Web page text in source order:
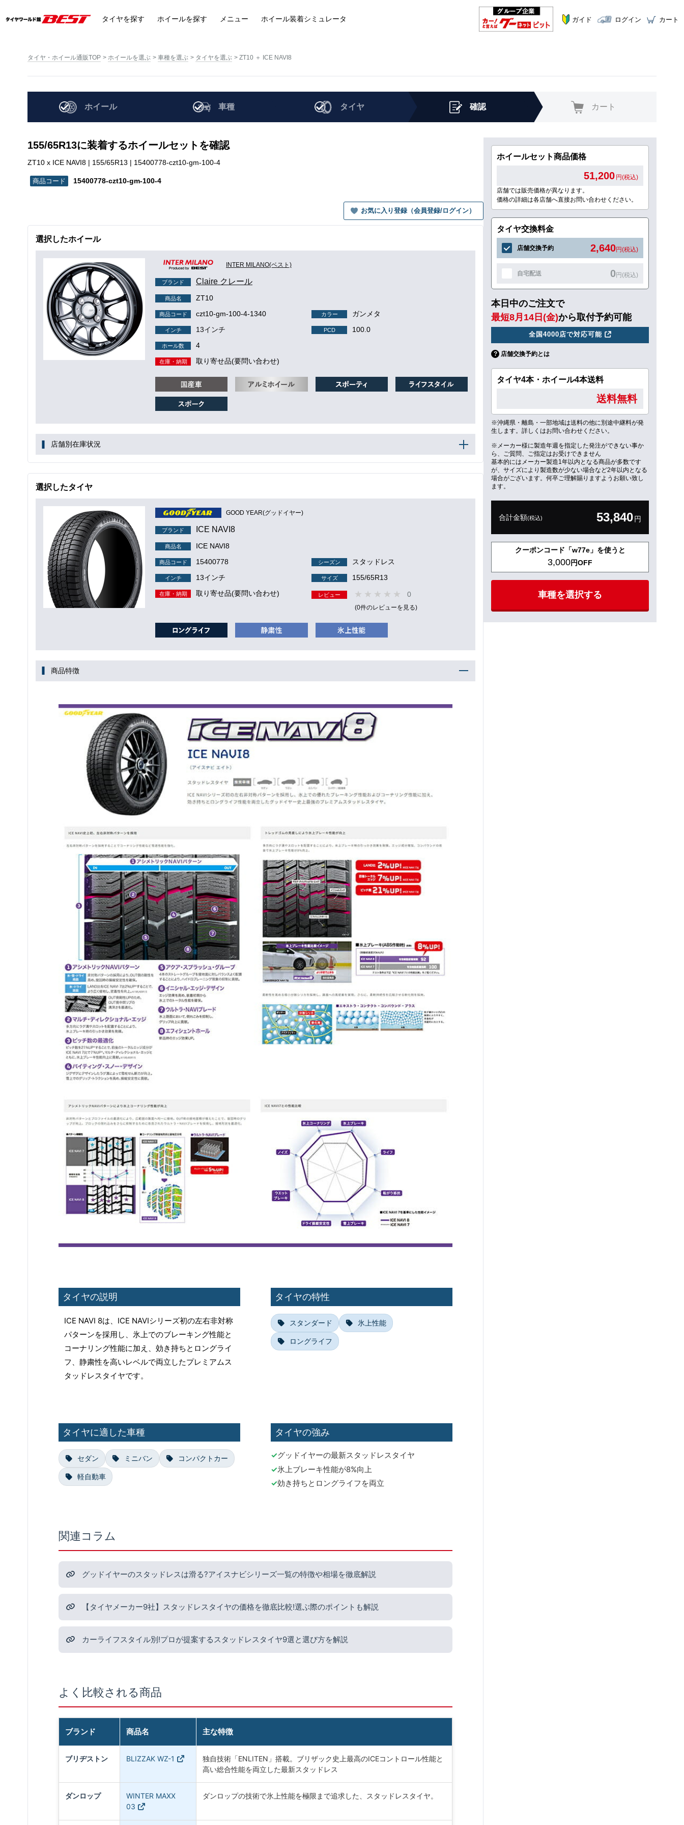
タイヤを探す ホイールを探す メニュー ホイール装着シミュレータ ガイド ログイン カート
タイヤ・ホイール通販TOP ホイールを選ぶ 車種を選ぶ タイヤを選ぶ ZT10 ＋ ICE NAVI8
ホイール 車種 タイヤ 確認 カート
155/65R13に装着するホイールセットを確認
ZT10 x ICE NAVI8 | 155/65R13 | 15400778-czt10-gm-100-4
15400778-czt10-gm-100-4
お気に入り登録（会員登録/ログイン）
選択したホイール
INTER MILANO(ベスト)
ブランド Claire クレール
商品名 ZT10
商品コード czt10-gm-100-4-1340 カラー ガンメタ
インチ 13インチ PCD 100.0
ホール数 4
在庫・納期 取り寄せ品(要問い合わせ)
店舗別在庫状況
選択したタイヤ
GOOD YEAR(グッドイヤー)
ブランド ICE NAVI8
商品名 ICE NAVI8
商品コード 15400778 シーズン スタッドレス
インチ 13インチ サイズ 155/65R13
在庫・納期 取り寄せ品(要問い合わせ) レビュー 0
(0件のレビューを見る)
商品特徴
タイヤの説明
ICE NAVI 8は、ICE NAVIシリーズ初の左右非対称
パターンを採用し、氷上でのブレーキング性能と
コーナリング性能に加え、効き持ちとロングライ
フ、静粛性を高いレベルで両立したプレミアムス
タッドレスタイヤです。
タイヤの特性
スタンダード 氷上性能
ロングライフ
タイヤに適した車種
セダン ミニバン コンパクトカー
軽自動車
タイヤの強み
グッドイヤーの最新スタッドレスタイヤ
氷上ブレーキ性能が8%向上
効き持ちとロングライフを両立
関連コラム
グッドイヤーのスタッドレスは滑る?アイスナビシリーズ一覧の特徴や相場を徹底解説
【タイヤメーカー9社】スタッドレスタイヤの価格を徹底比較!選ぶ際のポイントも解説
カーライフスタイル別!プロが提案するスタッドレスタイヤ9選と選び方を解説
よく比較される商品
ブランド 商品名 主な特徴
ブリヂストン BLIZZAK WZ-1
独自技術「ENLITEN」搭載。ブリザック史上最高のICEコントロール性能と
高い総合性能を両立した最新スタッドレス
ダンロップ
WINTER MAXX
03
ダンロップの技術で氷上性能を極限まで追求した、スタッドレスタイヤ。
ホイールセット商品価格
51,200 円(税込)
店舗では販売価格が異なります。
価格の詳細は各店舗へ直接お問い合わせください。
タイヤ交換料金
店舗交換予約 2,640円(税込)
自宅配送 0円(税込)
本日中のご注文で
最短8月14日(金)から取付予約可能
全国4000店で対応可能
店舗交換予約とは
タイヤ4本・ホイール4本送料
送料無料
※沖縄県・離島・一部地域は送料の他に別途中継料が発
生します。詳しくはお問い合わせください。
※メーカー様に製造年週を指定した発注ができない事か
ら、ご質問、ご指定はお受けできません
基本的にはメーカー製造1年以内となる商品が多数です
が、サイズにより製造数が少ない場合など2年以内となる
場合がございます。何卒ご理解賜りますようお願い致し
ます。
合計金額(税込) 53,840円
クーポンコード「w77e」を使うと
3,000円OFF
車種を選択する